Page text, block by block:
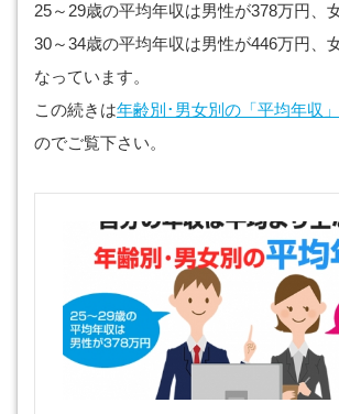
25～29歳の平均年収は男性が378万円、
30～34歳の平均年収は男性が446万円、
なっています。
この続きは年齢別･男女別の「平均年収」
のでご覧下さい。